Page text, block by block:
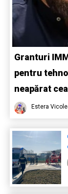
Granturi
pentru
neapărat
Estera